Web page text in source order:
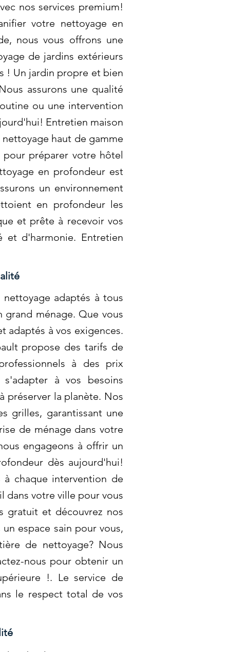
nos services premium!
votre nettoyage en
nous vous offrons une
de jardins extérieurs
! Un jardin propre et bien
assurons une qualité
ou une intervention
Entretien maison
haut de gamme
préparer votre hôtel
en profondeur est
un environnement
en profondeur les
et prête à recevoir vos
et d'harmonie. Entretien
adaptés à tous
ménage. Que vous
adaptés à vos exigences.
propose des tarifs de
à des prix
à vos besoins
préserver la planète. Nos
grilles, garantissant une
de ménage dans votre
engageons à offrir un
dès aujourd'hui!
à chaque intervention de
dans votre ville pour vous
gratuit et découvrez nos
espace sain pour vous,
de nettoyage? Nous
nous pour obtenir un
!. Le service de
le respect total de vos